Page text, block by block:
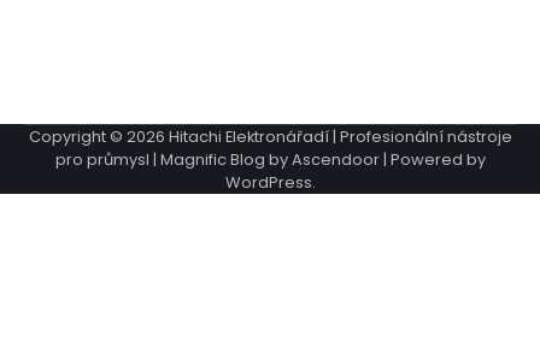
Copyright © 2026 Hitachi Elektronářadí | Profesionální nástroje
pro průmysl | Magnific Blog byAscendoor| Powered by
WordPress.